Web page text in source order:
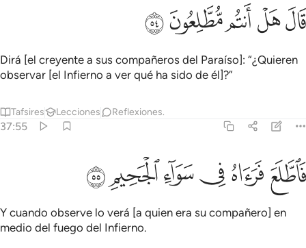
قال هل انتم مطلعون ٥٤
قَالَ هَلْ أَنتُم مُّطَّلِعُونَ ٥٤
ﱎﱏﱐﱑﱒ
Dirá [el creyente a sus compañeros del Paraíso]: “¿Quieren
observar [el Infierno a ver qué ha sido de él]?”
Tafsires Lecciones Reflexiones.
37:55
فاطلع فراه في سواء الجحيم ٥٥
فَٱطَّلَعَ فَرَءَاهُ فِى سَوَآءِ ٱلْجَحِيمِ ٥٥
ﱓﱔﱕﱖﱗﱘ
Y cuando observe lo verá [a quien era su compañero] en
medio del fuego del Infierno.